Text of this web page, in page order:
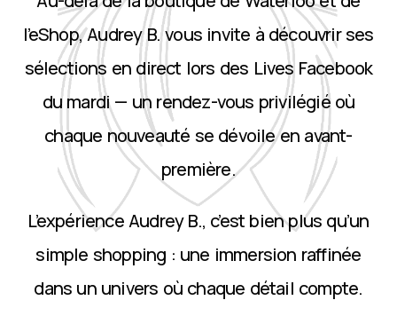
l’eShop, Audrey B. vous invite à découvrir ses
sélections en direct lors des Lives Facebook
du mardi — un rendez-vous privilégié où
chaque nouveauté se dévoile en avant-
première.
L’expérience Audrey B., c’est bien plus qu’un
simple shopping : une immersion raffinée
dans un univers où chaque détail compte.